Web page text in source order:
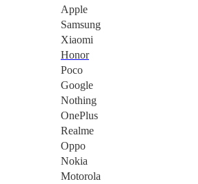
Apple
Samsung
Xiaomi
Honor
Poco
Google
Nothing
OnePlus
Realme
Oppo
Nokia
Motorola